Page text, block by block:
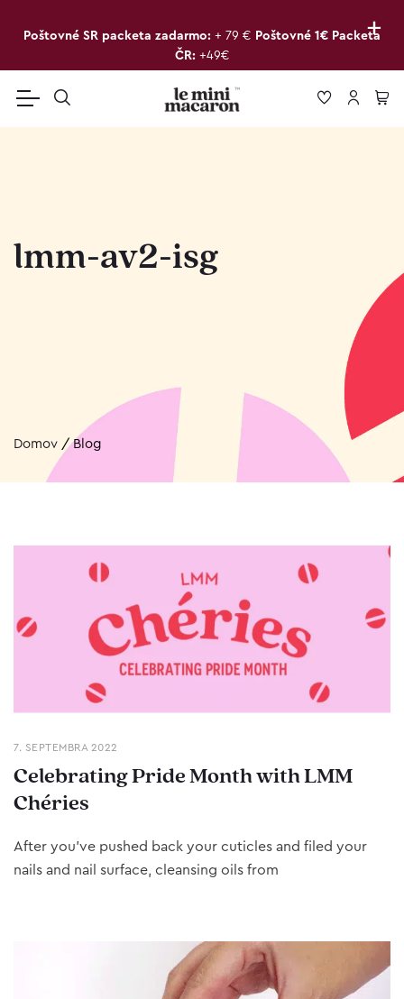
+
Poštovné SR packeta zadarmo: + 79 € Poštovné 1€ Packeta
ČR: +49€
lmm-av2-isg
Domov /Blog
7. SEPTEMBRA 2022
Celebrating Pride Month with LMM
Chéries
After you’ve pushed back your cuticles and filed your
nails and nail surface, cleansing oils from